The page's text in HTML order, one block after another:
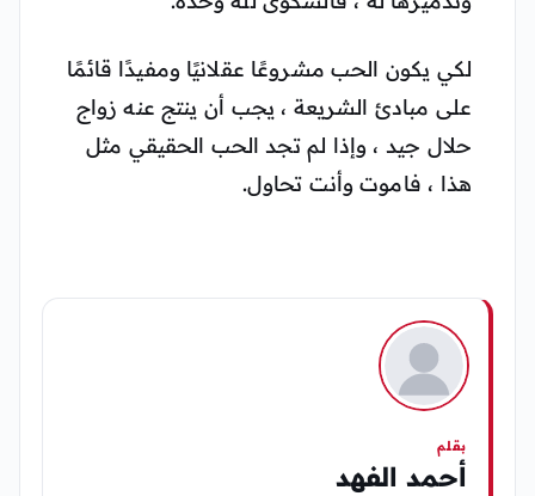
لكي يكون الحب مشروعًا عقلانيًا ومفيدًا قائمًا
على مبادئ الشريعة ، يجب أن ينتج عنه زواج
حلال جيد ، وإذا لم تجد الحب الحقيقي مثل
هذا ، فاموت وأنت تحاول.
بقلم
أحمد الفهد